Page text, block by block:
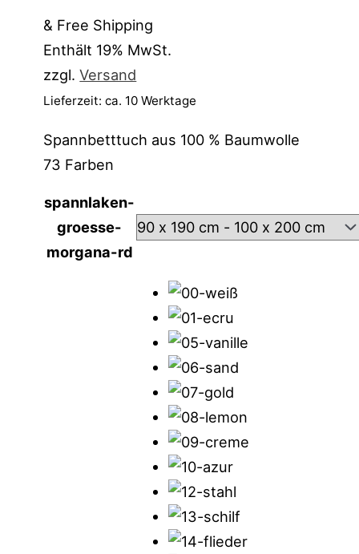
& Free Shipping
Enthält 19% MwSt.
zzgl.Versand
Lieferzeit: ca. 10 Werktage
Spannbetttuch aus 100 % Baumwolle
73 Farben
spannlaken-
groesse-
morgana-rd